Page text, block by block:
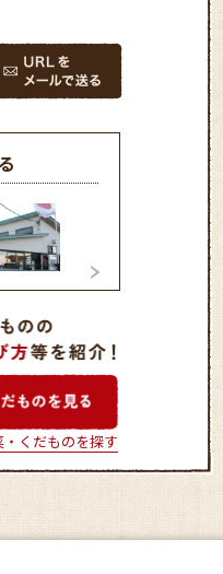
佐原農
ＪＡしもつけみ
売所「いなばの郷
くだものを探す